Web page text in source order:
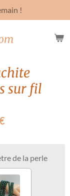
!
sur fil
de la perle